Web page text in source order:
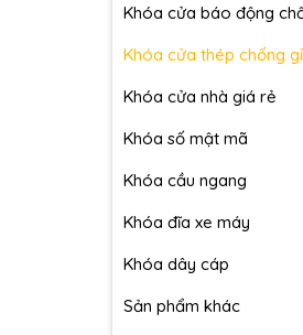
Khóa cửa báo động
Khóa cửa thép chống gỉ
Khóa cửa nhà giá rẻ
Khóa số mật mã
Khóa cầu ngang
Khóa đĩa xe máy
Khóa dây cáp
Sản phẩm khác